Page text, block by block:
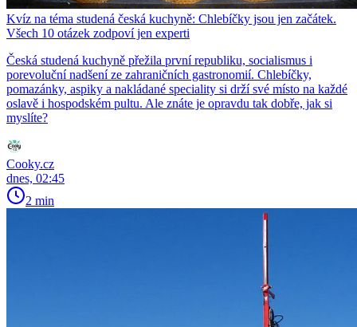
Kvíz na téma studená česká kuchyně: Chlebíčky jsou jen začátek.
Všech 10 otázek zodpoví jen experti
Česká studená kuchyně přežila první republiku, socialismus i
porevoluční nadšení ze zahraničních gastronomií. Chlebíčky,
pomazánky, aspiky a nakládané speciality si drží své místo na každé
oslavě i hospodském pultu. Ale znáte je opravdu tak dobře, jak si
myslíte?
Cooky.cz
dnes, 02:45
2 min